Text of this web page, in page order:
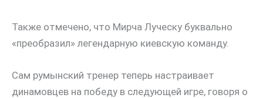
Также отмечено, что Мирча Луческу буквально
«преобразил» легендарную киевскую команду.
Сам румынский тренер теперь настраивает
динамовцев на победу в следующей игре, говоря о